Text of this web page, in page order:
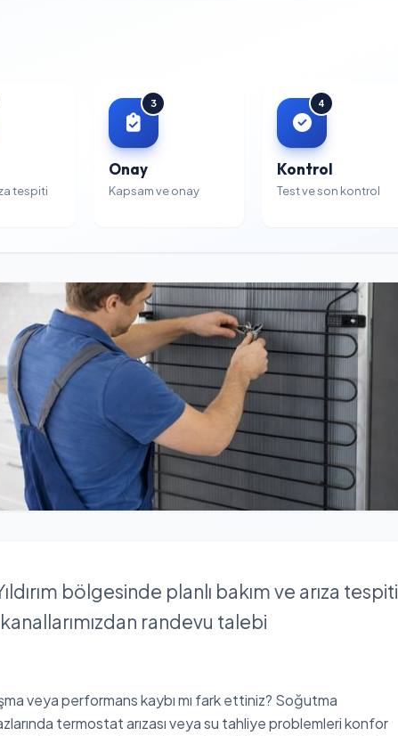
tespiti
3
Onay
Kapsam ve onay
4
Kontrol
Test ve son kontrol
bölgesinde planlı bakım ve arıza tespiti
randevu talebi
veya performans kaybı mı fark ettiniz? Soğutma
termostat arızası veya su tahliye problemleri konfor